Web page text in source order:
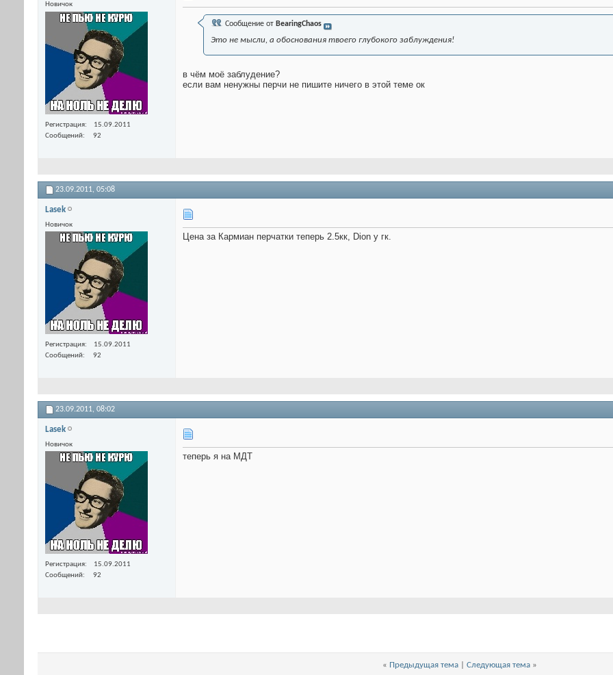
Новичок
Регистрация
15.09.2011
Сообщений
92
Сообщение от BearingChaos
Это не мысли, а обоснования твоего глубокого заблуждения!
в чём моё заблудение?
если вам ненужны перчи не пишите ничего в этой теме ок
23.09.2011, 05:08
Lasek
Новичок
Регистрация
15.09.2011
Сообщений
92
Цена за Кармиан перчатки теперь 2.5кк, Dion у гк.
23.09.2011, 08:02
Lasek
Новичок
Регистрация
15.09.2011
Сообщений
92
теперь я на МДТ
« Предыдущая тема Следующая тема »